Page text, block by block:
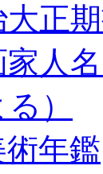
大正
家人
）
術年鑑